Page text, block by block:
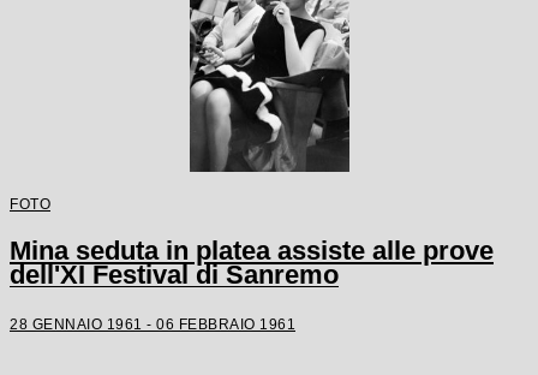
FOTO
Mina seduta in platea assiste alle prove
dell'XI Festival di Sanremo
28 GENNAIO 1961 - 06 FEBBRAIO 1961